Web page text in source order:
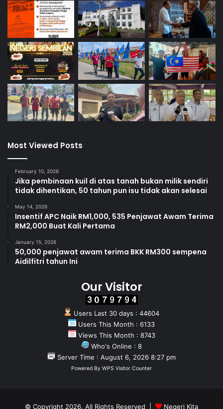
Most Viewed Posts
February 10, 2026
Jika pembinaan kuil di atas tanah bukan milik sendiri
tidak dihentikan, 50 tahun pun isu tidak akan selesai
May 14, 2026
Insentif APC Naik RM1,000, 535 Penjawat Awam Terima
RM2,000 Buat Kali Pertama
January 15, 2026
50,000 penjawat awam terima BKK RM300 sempena
Aidilfitri tahun Ini
Our Visitor
Users Last 30 days : 44604
Users This Month : 6133
Views This Month : 8743
Who's Online : 8
Server Time : August 6, 2026 8:27 pm
Powered By WPS Visitor Counter
© Copyright 2026, All Rights Reserved | Negeri Kita